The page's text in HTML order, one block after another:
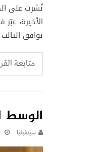
نُشرت على
الأخيرة،
توافق
متابعة
الوسط
سينفيليا